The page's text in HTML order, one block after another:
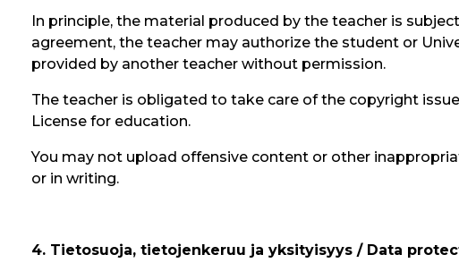
In principle, the material produced by the teacher is
agreement, the teacher may authorize the student or
provided by another teacher without permission.
The teacher is obligated to take care of the copyright
License for education.
You may not upload offensive content or other
or in writing.
4. Tietosuoja, tietojenkeruu ja yksityisyys / Data